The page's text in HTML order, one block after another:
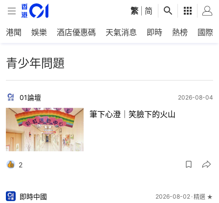
繁 简
港聞 娛樂 酒店優惠碼 天氣消息 即時 熱榜 國際
青少年問題
01論壇 2026-08-04
筆下心澄｜笑臉下的火山
2
即時中國 2026-08-02 精選 ★